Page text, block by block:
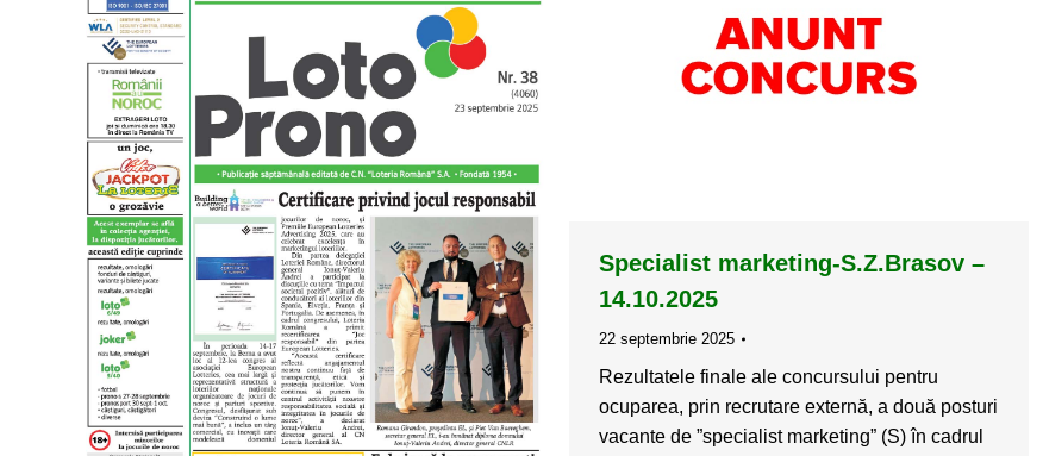
Specialist marketing-S.Z.Brasov –
14.10.2025
22 septembrie 2025
Rezultatele finale ale concursului pentru
ocuparea, prin recrutare externă, a două posturi
vacante de ”specialist marketing” (S) în cadrul